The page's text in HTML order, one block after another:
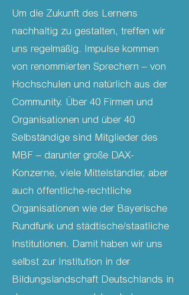
Um die Zukunft des Lernens
nachhaltig zu gestalten, treffen wir
uns regelmäßig. Impulse kommen
von renommierten Sprechern – von
Hochschulen und natürlich aus der
Community. Über 40 Firmen und
Organisationen und über 40
Selbständige sind Mitglieder des
MBF – darunter große DAX-
Konzerne, viele Mittelständler, aber
auch öffentliche-rechtliche
Organisationen wie der Bayerische
Rundfunk und städtische/staatliche
Institutionen. Damit haben wir uns
selbst zur Institution in der
Bildungslandschaft Deutschlands in